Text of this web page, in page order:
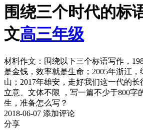
围绕三个时代的标
文高三年级
材料作文：围绕以下三个标语写作，
是金钱，效率就是生命；2005年浙江
山；2017年雄安，走好我们这一代的
立意、文体不限 ，写一篇不少于800字
生，准备怎么写？
2018-06-07 添加评论
分享